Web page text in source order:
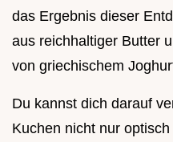
das Ergebnis dieser
aus reichhaltiger Butter
von griechischem
Du kannst dich darauf
Kuchen nicht nur